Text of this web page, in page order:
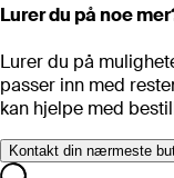
Lurer du på noe
Lurer du på
passer inn med
kan hjelpe med
Kontakt din nærmeste